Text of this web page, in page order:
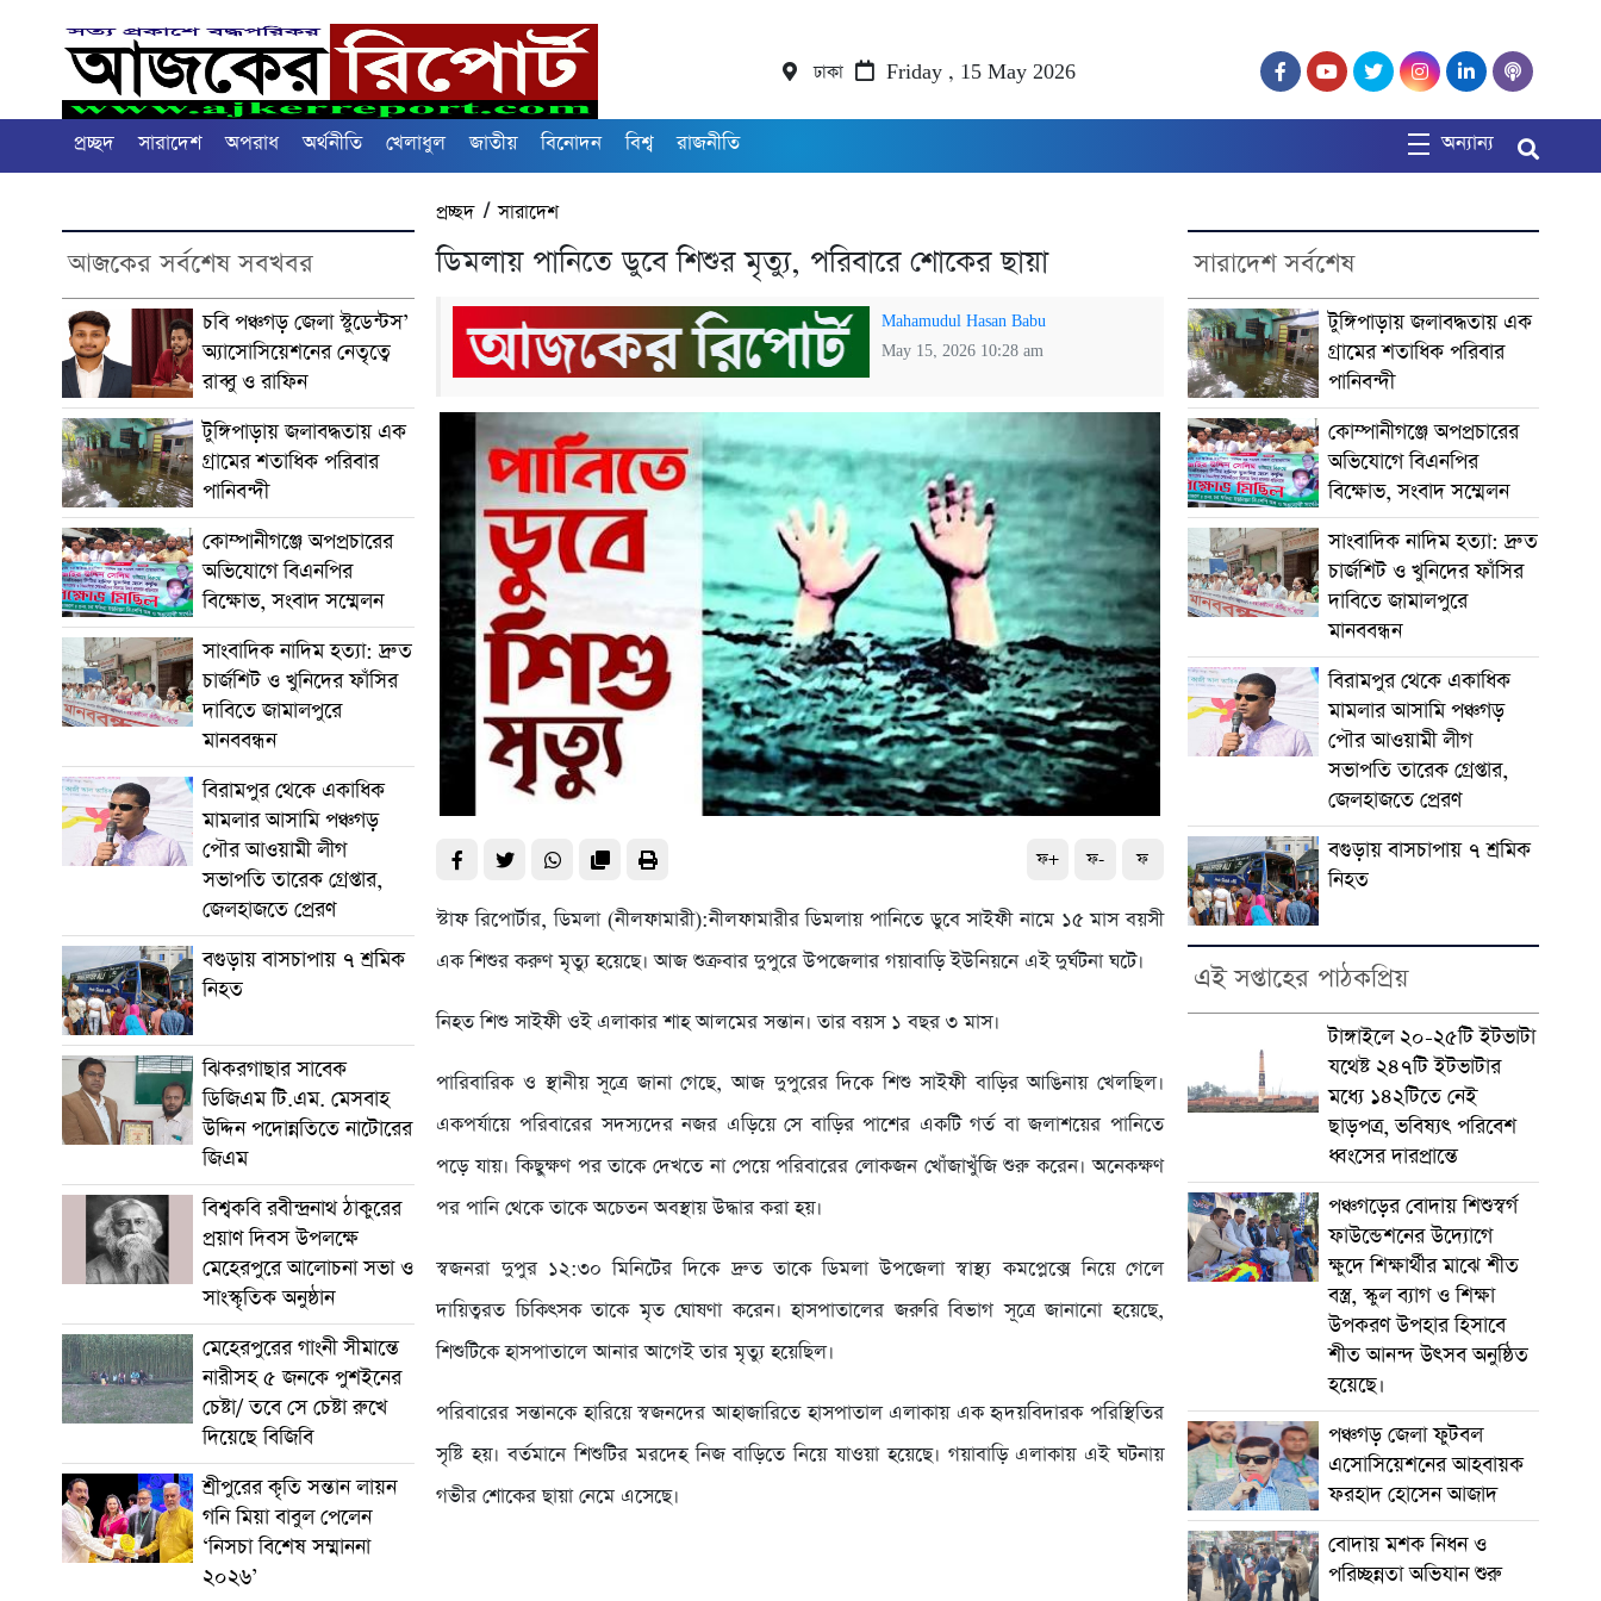
ঢাকা Friday , 15 May 2026
প্রচ্ছদ সারাদেশ অপরাধ অর্থনীতি খেলাধুল জাতীয় বিনোদন বিশ্ব রাজনীতি অন্যান্য
আজকের সর্বশেষ সবখবর
চবি পঞ্চগড় জেলা স্টুডেন্টস’
অ্যাসোসিয়েশনের নেতৃত্বে
রাব্বু ও রাফিন
টুঙ্গিপাড়ায় জলাবদ্ধতায় এক
গ্রামের শতাধিক পরিবার
পানিবন্দী
কোম্পানীগঞ্জে অপপ্রচারের
অভিযোগে বিএনপির
বিক্ষোভ, সংবাদ সম্মেলন
সাংবাদিক নাদিম হত্যা: দ্রুত
চার্জশিট ও খুনিদের ফাঁসির
দাবিতে জামালপুরে
মানববন্ধন
বিরামপুর থেকে একাধিক
মামলার আসামি পঞ্চগড়
পৌর আওয়ামী লীগ
সভাপতি তারেক গ্রেপ্তার,
জেলহাজতে প্রেরণ
বগুড়ায় বাসচাপায় ৭ শ্রমিক
নিহত
ঝিকরগাছার সাবেক
ডিজিএম টি.এম. মেসবাহ
উদ্দিন পদোন্নতিতে নাটোরের
জিএম
বিশ্বকবি রবীন্দ্রনাথ ঠাকুরের
প্রয়াণ দিবস উপলক্ষে
মেহেরপুরে আলোচনা সভা ও
সাংস্কৃতিক অনুষ্ঠান
মেহেরপুরের গাংনী সীমান্তে
নারীসহ ৫ জনকে পুশইনের
চেষ্টা/ তবে সে চেষ্টা রুখে
দিয়েছে বিজিবি
শ্রীপুরের কৃতি সন্তান লায়ন
গনি মিয়া বাবুল পেলেন
‘নিসচা বিশেষ সম্মাননা
২০২৬’
প্রচ্ছদ/সারাদেশ
ডিমলায় পানিতে ডুবে শিশুর মৃত্যু, পরিবারে শোকের ছায়া
Mahamudul Hasan Babu
May 15, 2026 10:28 am
ফ+ ফ- ফ
স্টাফ রিপোর্টার, ডিমলা (নীলফামারী):নীলফামারীর ডিমলায় পানিতে ডুবে সাইফী নামে ১৫ মাস বয়সী
এক শিশুর করুণ মৃত্যু হয়েছে। আজ শুক্রবার দুপুরে উপজেলার গয়াবাড়ি ইউনিয়নে এই দুর্ঘটনা ঘটে।
নিহত শিশু সাইফী ওই এলাকার শাহ আলমের সন্তান। তার বয়স ১ বছর ৩ মাস।
পারিবারিক ও স্থানীয় সূত্রে জানা গেছে, আজ দুপুরের দিকে শিশু সাইফী বাড়ির আঙিনায় খেলছিল।
একপর্যায়ে পরিবারের সদস্যদের নজর এড়িয়ে সে বাড়ির পাশের একটি গর্ত বা জলাশয়ের পানিতে
পড়ে যায়। কিছুক্ষণ পর তাকে দেখতে না পেয়ে পরিবারের লোকজন খোঁজাখুঁজি শুরু করেন। অনেকক্ষণ
পর পানি থেকে তাকে অচেতন অবস্থায় উদ্ধার করা হয়।
স্বজনরা দুপুর ১২:৩০ মিনিটের দিকে দ্রুত তাকে ডিমলা উপজেলা স্বাস্থ্য কমপ্লেক্সে নিয়ে গেলে
দায়িত্বরত চিকিৎসক তাকে মৃত ঘোষণা করেন। হাসপাতালের জরুরি বিভাগ সূত্রে জানানো হয়েছে,
শিশুটিকে হাসপাতালে আনার আগেই তার মৃত্যু হয়েছিল।
পরিবারের সন্তানকে হারিয়ে স্বজনদের আহাজারিতে হাসপাতাল এলাকায় এক হৃদয়বিদারক পরিস্থিতির
সৃষ্টি হয়। বর্তমানে শিশুটির মরদেহ নিজ বাড়িতে নিয়ে যাওয়া হয়েছে। গয়াবাড়ি এলাকায় এই ঘটনায়
গভীর শোকের ছায়া নেমে এসেছে।
সারাদেশ সর্বশেষ
টুঙ্গিপাড়ায় জলাবদ্ধতায় এক
গ্রামের শতাধিক পরিবার
পানিবন্দী
কোম্পানীগঞ্জে অপপ্রচারের
অভিযোগে বিএনপির
বিক্ষোভ, সংবাদ সম্মেলন
সাংবাদিক নাদিম হত্যা: দ্রুত
চার্জশিট ও খুনিদের ফাঁসির
দাবিতে জামালপুরে
মানববন্ধন
বিরামপুর থেকে একাধিক
মামলার আসামি পঞ্চগড়
পৌর আওয়ামী লীগ
সভাপতি তারেক গ্রেপ্তার,
জেলহাজতে প্রেরণ
বগুড়ায় বাসচাপায় ৭ শ্রমিক
নিহত
এই সপ্তাহের পাঠকপ্রিয়
টাঙ্গাইলে ২০-২৫টি ইটভাটা
যথেষ্ট ২৪৭টি ইটভাটার
মধ্যে ১৪২টিতে নেই
ছাড়পত্র, ভবিষ্যৎ পরিবেশ
ধ্বংসের দারপ্রান্তে
পঞ্চগড়ের বোদায় শিশুস্বর্গ
ফাউন্ডেশনের উদ্যোগে
ক্ষুদে শিক্ষার্থীর মাঝে শীত
বস্ত্র, স্কুল ব্যাগ ও শিক্ষা
উপকরণ উপহার হিসাবে
শীত আনন্দ উৎসব অনুষ্ঠিত
হয়েছে।
পঞ্চগড় জেলা ফুটবল
এসোসিয়েশনের আহবায়ক
ফরহাদ হোসেন আজাদ
বোদায় মশক নিধন ও
পরিচ্ছন্নতা অভিযান শুরু